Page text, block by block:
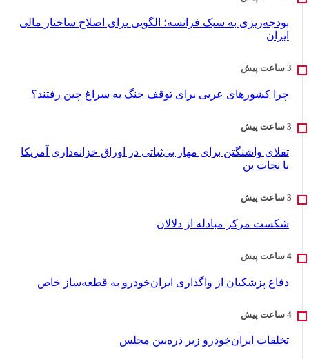
بودجه‌ریزی به سبک فرانسه؛ الگویی برای اصلاح ساختار مالی
ایران
چرا کشورهای عربی برای توقف جنگ به سراغ چین رفتند؟
تقلای واشنگتن برای مهار بی‌ثباتی در اوراق خزانه‌داری آمریکا
با نجات ین
شکست مرکز مبادله از دلالان
دفاع پزشکیان از واگذاری ایران‌خودرو به قطعه‌ساز خاص
تخلفات ایران‌خودرو زیر ذره‌بین مجلس